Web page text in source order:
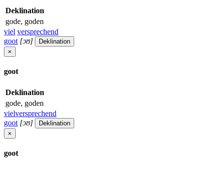
Deklination
gode, goden
viel versprechend
goot [ɔʊ]
Deklination
×
goot
Deklination
gode, goden
vielversprechend
goot [ɔʊ]
Deklination
×
goot